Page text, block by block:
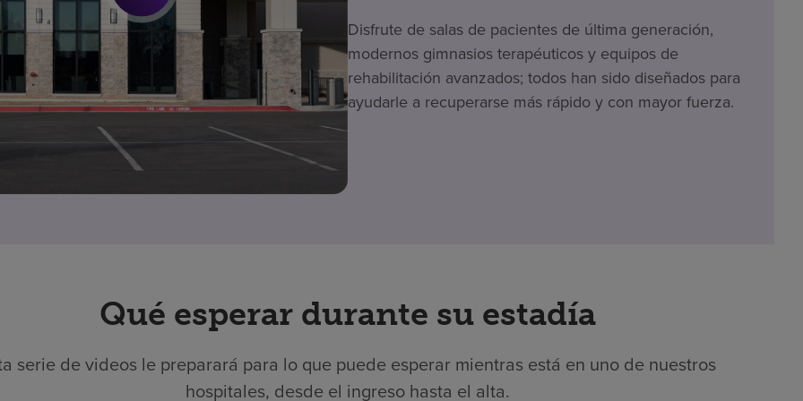
Disfrute de salas de pacientes de última generación,
modernos gimnasios terapéuticos y equipos de
rehabilitación avanzados; todos han sido diseñados para
ayudarle a recuperarse más rápido y con mayor fuerza.
Qué esperar durante su estadía
serie de videos le preparará para lo que puede esperar mientras está en uno de nuestros
hospitales, desde el ingreso hasta el alta.